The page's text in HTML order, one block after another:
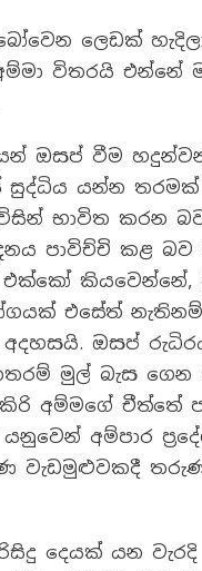
ලෙඩක්
විතරයි එන්නේ
ඔසප් වීම
සුද්ධිය යන්න තරමක්
විසින් භාවිත කරන
පාවිච්චි කළ
කියවෙන්නේ,
එසේත්
ඔසප්
මුල් බැස ගෙන
අම්මගේ චීත්තේ
අම්පාර
වැඩමුළුවකදී
දෙයක් යන